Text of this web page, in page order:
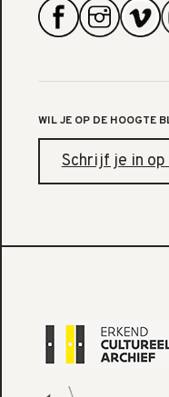
WIL JE OP DE HOOGTE
Schrijf je in